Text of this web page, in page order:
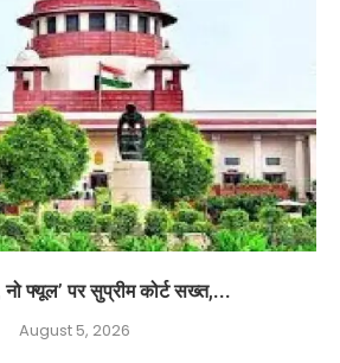
नो फ्यूल’ पर सुप्रीम कोर्ट सख्त,...
August 5, 2026